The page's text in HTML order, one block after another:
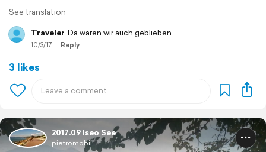
See translation
Traveler Da wären wir auch geblieben.
10/3/17 Reply
3 likes
2017.09 Iseo See
pietromobil